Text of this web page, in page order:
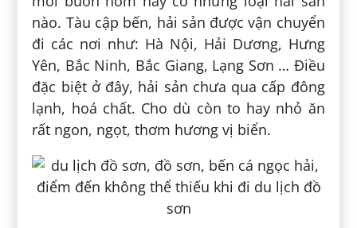
nào. Tàu cập bến, hải sản được vận chuyển
đi các nơi như: Hà Nội, Hải Dương, Hưng
Yên, Bắc Ninh, Bắc Giang, Lạng Sơn … Điều
đặc biệt ở đây, hải sản chưa qua cấp đông
lạnh, hoá chất. Cho dù còn to hay nhỏ ăn
rất ngon, ngọt, thơm hương vị biển.